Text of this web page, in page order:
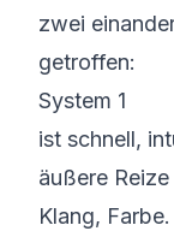
zwei
getroffen:
System 1
ist schnell,
äußere
Klang, Farbe.